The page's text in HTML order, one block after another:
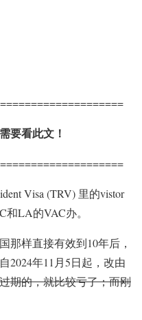
要看此文！
Visa (TRV) 里的vistor
LA的VAC办。
那样直接有效到10年后，
自2024年11月5日起，改由
期的，就比较亏了；而刚